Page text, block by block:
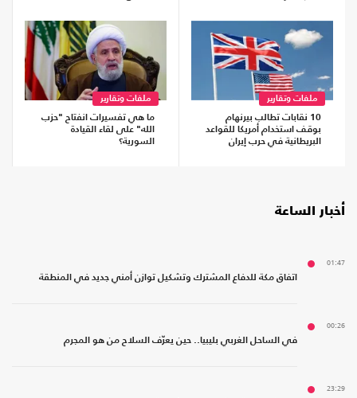
ملفات وتقارير
10 نقابات تطالب بيرنهام
بوقف استخدام أمريكا للقواعد
البريطانية في حرب إيران
ملفات وتقارير
ما هي تفسيرات انفتاح "حزب
الله" على لقاء القيادة
السورية؟
أخبار الساعة
01:47
اتفاق مكة للدفاع المشترك وتشكيل توازن أمني جديد في المنطقة
00:26
في الساحل الغربي بليبيا.. حين يعرّف السلاح من هو المجرم
23:29